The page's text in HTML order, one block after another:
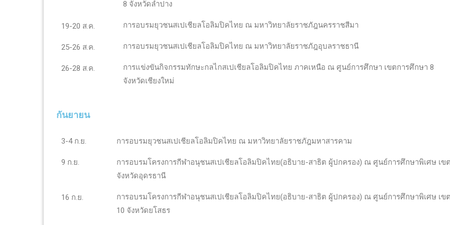
19-20 ส.ค.
25-26 ส.ค.
26-28 ส.ค.
8 จังหวัดลำปาง
การอบรมยุวชนสเปเชียลโอลิมปิคไทย ณ มหาวิทยาลัยราชภัฎนครราชสีมา
การอบรมยุวชนสเปเชียลโอลิมปิคไทย ณ มหาวิทยาลัยราชภัฎอุบลราชธานี
การแข่งขันกิจกรรมทักษะกลไกสเปเชียลโอลิมปิคไทย ภาคเหนือ ณ ศูนย์การศึกษา เขตการศึกษา 8
จังหวัดเชียงใหม่
กันยายน
3-4 ก.ย.
9 ก.ย.
16 ก.ย.
การอบรมยุวชนสเปเชียลโอลิมปิคไทย ณ มหาวิทยาลัยราชภัฎมหาสารคาม
การอบรมโครงการกีฬาอนุชนสเปเชียลโอลิมปิคไทย(อธิบาย-สาธิต ผู้ปกครอง) ณ ศูนย์การศึกษาพิเศษ เข
จังหวัดอุดรธานี
การอบรมโครงการกีฬาอนุชนสเปเชียลโอลิมปิคไทย(อธิบาย-สาธิต ผู้ปกครอง) ณ ศูนย์การศึกษาพิเศษ เข
10 จังหวัดยโสธร